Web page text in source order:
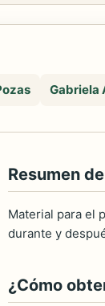
Gabriela
Resumen
Material para el
durante y
¿Cómo